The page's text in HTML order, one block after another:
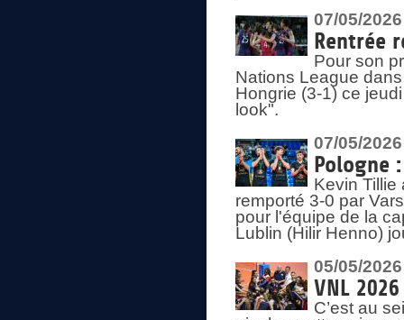
07/05/2026
Rentrée
Pour son
Nations League
Hongrie (3-1) ce
look".
07/05/2026
Pologne
Kevin Tillie
remporté 3-0 par
pour l'équipe de la
Lublin (Hilir Henno)
05/05/2026
VNL
C’est au